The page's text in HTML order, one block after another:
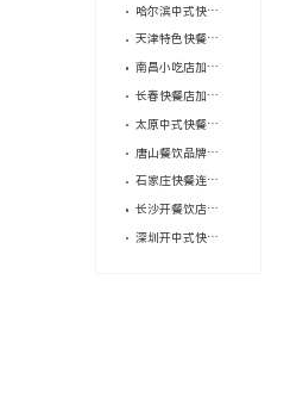
哈尔滨中式快餐加盟吉祥馄饨，你将获得什么？
天津特色快餐店加盟——我与吉祥馄饨的故事
南昌小吃店加盟品牌：一位加盟商的逆袭之路
长春快餐店加盟费用，怎么精打细算？
太原中式快餐，加盟还是单干？
唐山餐饮品牌加盟的注意事项？
石家庄快餐连锁品牌怎么选？供应链能力很重要！
长沙开餐饮店，加盟品牌怎么选？
深圳开中式快餐加盟店怎么省钱？